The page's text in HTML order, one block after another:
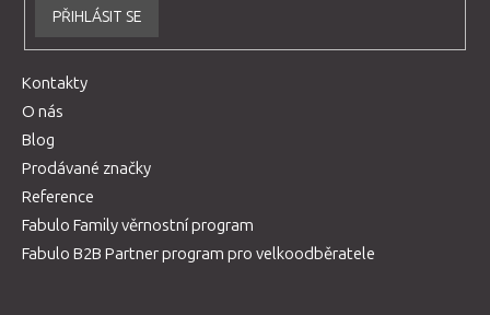
PŘIHLÁSIT SE
Kontakty
O nás
Blog
Prodávané značky
Reference
Fabulo Family věrnostní program
Fabulo B2B Partner program pro velkoodběratele